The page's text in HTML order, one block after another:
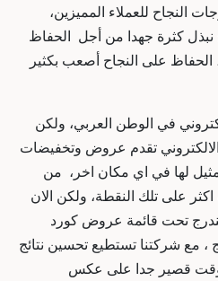
النجاح للعملاء المميزين،
نبذل كثرة جهدا من أجل الحفاظ
على النجاح أصعب بكثير
في الوطن العربي، ولكن
تقدم عروض وتخفيضات
لها في اي مكان اخر، من
على تلك النقطة، ولكن الان
تحت قائمة عروض كورد
، مع شركتنا تستطيع تحسين نتائج
قصير جدا على عكس